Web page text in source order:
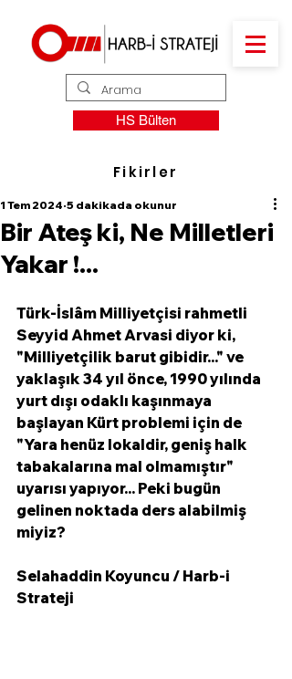
HS Bülten
Fikirler
Bir Ateş ki, Ne Milletleri
Yakar !...
1 Tem 2024 5 dakikada okunur
Türk-İslâm Milliyetçisi rahmetli
Seyyid Ahmet Arvasi diyor ki,
"Milliyetçilik barut gibidir..." ve
yaklaşık 34 yıl önce, 1990 yılında
yurt dışı odaklı kaşınmaya
başlayan Kürt problemi için de
"Yara henüz lokaldir, geniş halk
tabakalarına mal olmamıştır"
uyarısı yapıyor... Peki bugün
gelinen noktada ders alabilmiş
miyiz?
Selahaddin Koyuncu / Harb-i
Strateji